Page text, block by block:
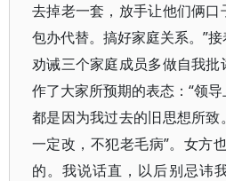
去掉老一套，放手让他们俩
包办代替。搞好家庭关系。”
劝诫三个家庭成员多做自我
作了大家所预期的表态：“领
都是因为我过去的旧思想所
一定改，不犯老毛病”。女方
的。我说话直，以后别忌讳